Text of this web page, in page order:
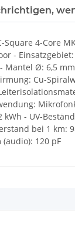
Square 4-Core
- Einsatzgebiet:
Mantel Ø: 6,5
Cu-
kWh - UV-
bei 1 km:
120 pF